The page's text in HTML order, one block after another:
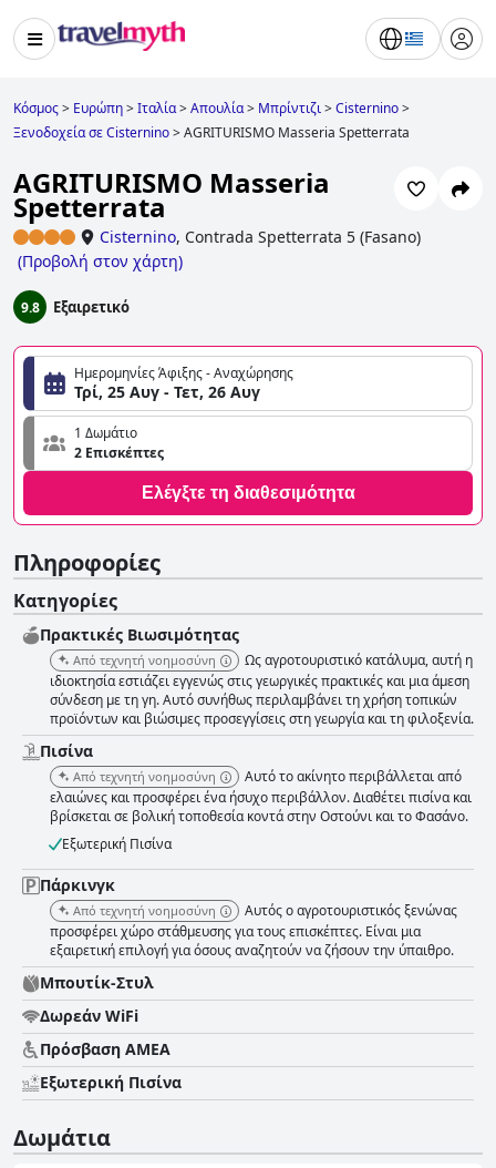
Κόσμος> Ευρώπη>Ιταλία>Απουλία> Μπρίντιζι>Cisternino>
Ξενοδοχεία σε Cisternino>AGRITURISMO Masseria Spetterrata
AGRITURISMO Masseria
Spetterrata
Cisternino, Contrada Spetterrata 5 (Fasano)
(Προβολή στον χάρτη)
9.8 Εξαιρετικό
Ημερομηνίες Άφιξης - Αναχώρησης
Τρί, 25 Αυγ - Τετ, 26 Αυγ
1 Δωμάτιο
2 Επισκέπτες
Ελέγξτε τη διαθεσιμότητα
Πληροφορίες
Κατηγορίες
Πρακτικές Bιωσιμότητας
Από τεχνητή νοημοσύνη
Ως αγροτουριστικό κατάλυμα, αυτή η
ιδιοκτησία εστιάζει εγγενώς στις γεωργικές πρακτικές και μια άμεση
σύνδεση με τη γη. Αυτό συνήθως περιλαμβάνει τη χρήση τοπικών
προϊόντων και βιώσιμες προσεγγίσεις στη γεωργία και τη φιλοξενία.
Πισίνα
Από τεχνητή νοημοσύνη
Αυτό το ακίνητο περιβάλλεται από
ελαιώνες και προσφέρει ένα ήσυχο περιβάλλον. Διαθέτει πισίνα και
βρίσκεται σε βολική τοποθεσία κοντά στην Οστούνι και το Φασάνο.
Εξωτερική Πισίνα
Πάρκινγκ
Από τεχνητή νοημοσύνη
Αυτός ο αγροτουριστικός ξενώνας
προσφέρει χώρο στάθμευσης για τους επισκέπτες. Είναι μια
εξαιρετική επιλογή για όσους αναζητούν να ζήσουν την ύπαιθρο.
Μπουτίκ-Στυλ
Δωρεάν WiFi
Πρόσβαση ΑΜΕΑ
Εξωτερική Πισίνα
Δωμάτια